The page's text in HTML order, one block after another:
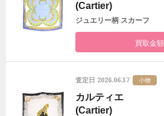
(Cartier)
ジュエリー柄 スカーフ
買取金額
査定日 2026.06.17 小物
カルティエ
(Cartier)